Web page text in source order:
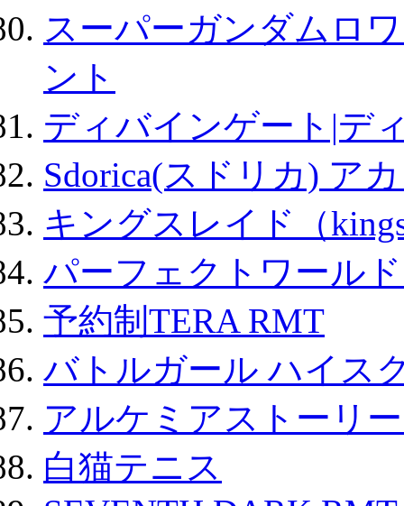
スーパーガンダムロ
ント
ディバインゲート|デ
Sdorica(スドリカ) ア
キングスレイド（
パーフェクトワール
予約制TERA RMT
バトルガール ハイス
アルケミアストーリ
白猫テニス